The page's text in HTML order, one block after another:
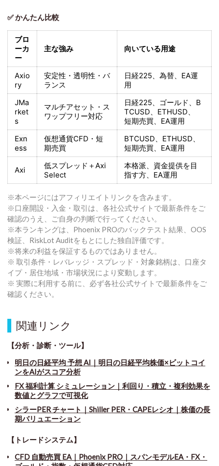
✅ かんたん比較
ブロ
ーカ
ー
主な強み 向いている用途
Axio
ry
安定性・透明性・バ
ランス
日経225、為替、EA運
用
JMa
rket
s
マルチアセット・ス
ワップフリー対応
日経225、ゴールド、 B
TCUSD、ETHUSD、
短期売買、EA運用
Exn
ess
仮想通貨CFD・短
期売買
BTCUSD、ETHUSD、
短期売買、EA運用
Axi 低スプレッド＋Axi
Select
本格派、資金提供を目
指す方、EA運用
※本ページにはアフィリエイトリンクを含みます。
※口座開設・入金・取引は、各社公式サイトで最新条件をご
確認のうえ、ご自身の判断で行ってください。
※本ランキングは、Phoenix PROのバックテスト結果、OOS
検証、RiskLot Auditをもとにした独自評価です。
※将来の利益を保証するものではありません。
※ 取引条件・レバレッジ・スプレッド・対象銘柄は、口座タ
イプ・居住地域・市場状況により変動します。
※ 実際に利用する前に、必ず各社公式サイトで最新条件をご
確認ください。
関連リンク
【分析・診断・ツール】
明日の日経平均 予想 AI｜明日の日経平均株価×ビットコイ
ンをAIがスコア分析
FX 福利計算 シミュレーション｜利回り・積立・複利効果を
数値とグラフで可視化
シラーPER チャート ｜ Shiller PER・CAPEレシオ｜株価の長
期バリュエーション
【トレードシステム】
CFD 自動売買 EA｜Phoenix PRO｜スパンモデルEA・FX・